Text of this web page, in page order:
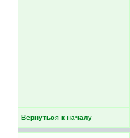
Вернуться к началу